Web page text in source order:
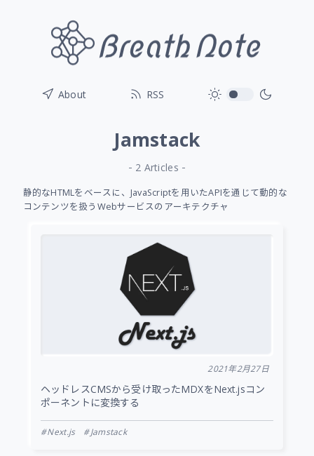
About RSS toggle
Jamstack
- 2 Articles -
静的なHTMLをベースに、JavaScriptを用いたAPIを通じて動的な
コンテンツを扱うWebサービスのアーキテクチャ
2021年2月27日
ヘッドレスCMSから受け取ったMDXをNext.jsコン
ポーネントに変換する
Next.js Jamstack